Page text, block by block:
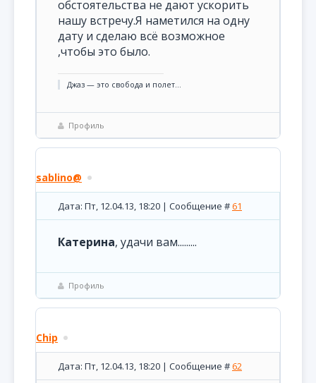
обстоятельства не дают ускорить
нашу встречу.Я наметился на одну
дату и сделаю всё возможное
,чтобы это было.
Джаз — это свобода и полет...
Профиль
sablino@
Дата: Пт, 12.04.13, 18:20 | Сообщение #61
Катерина, удачи вам.........
Профиль
Chip
Дата: Пт, 12.04.13, 18:20 | Сообщение #62